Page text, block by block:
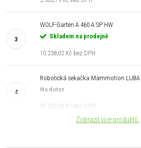
WOLF-Garten A 460 A SP HW
Skladem na prodejně
10 238,02 Kč bez DPH
Robotická sekačka Mammotion LUBA
Na dotaz
95 033,06 Kč bez DPH
Zobrazit více produktů